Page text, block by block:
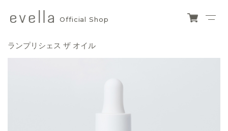
official
Official Shop
カー
ランプリシェス ザ オイル